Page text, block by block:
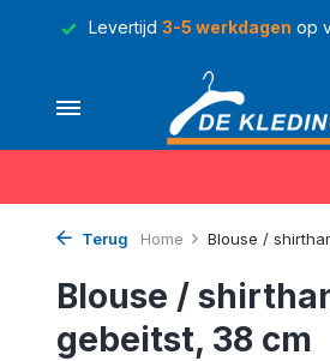
Levertijd 3-5 werkdagen op
Terug Home Blouse /
Blouse /
gebeitst, 38 cm